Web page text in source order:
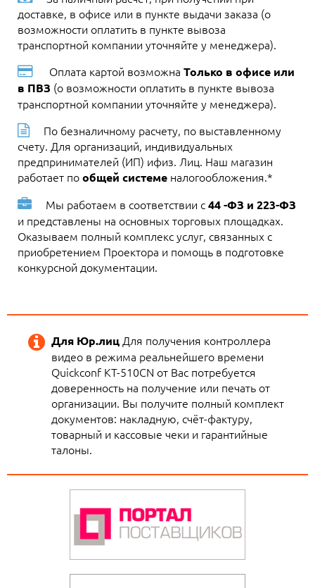
доставке, в офисе или в пункте выдачи заказа (о
возможности оплатить в пункте вывоза
транспортной компании уточняйте у менеджера).
Оплата картой возможна Только в офисе или
в ПВЗ (о возможности оплатить в пункте вывоза
транспортной компании уточняйте у менеджера).
По безналичному расчету, по выставленному
счету. Для организаций, индивидуальных
предпринимателей (ИП) ифиз. Лиц. Наш магазин
работает пообщей системе налогообложения.*
Мы работаем в соответствии с44 -ФЗ и 223-ФЗ
и представлены на основных торговых площадках.
Оказываем полный комплекс услуг, связанных с
приобретением Проектора и помощь в подготовке
конкурсной документации.
Для Юр.лицДля получения контроллера
видео в режима реальнейшего времени
Quickconf KT-510CN от Вас потребуется
доверенность на получение или печать от
организации. Вы получите полный комплект
документов: накладную, счёт-фактуру,
товарный и кассовые чеки и гарантийные
талоны.